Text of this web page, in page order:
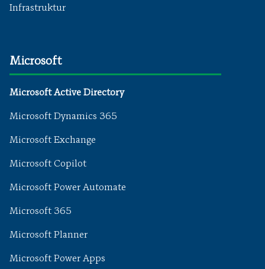
Infrastruktur
Microsoft
Microsoft Active Directory
Microsoft Dynamics 365
Microsoft Exchange
Microsoft Copilot
Microsoft Power Automate
Microsoft 365
Microsoft Planner
Microsoft Power Apps